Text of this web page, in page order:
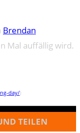
Brendan
Mal auffällig wird.
day/)
TEILEN